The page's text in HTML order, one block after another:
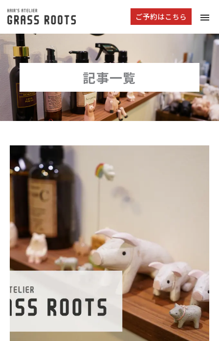
ご予約はこちら
記事一覧